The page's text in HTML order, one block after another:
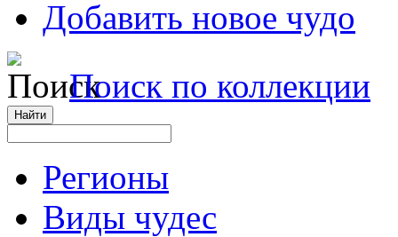
Добавить новое чудо
Поиск по коллекции
Регионы
Виды чудес